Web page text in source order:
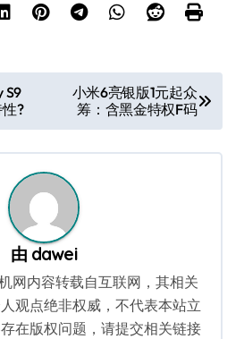
S9
?
小米6亮银版1元起众
筹：含黑金特权F码
由 dawei
网内容转载自互联网，其相关
观点绝非权威，不代表本站立
在版权问题，请提交相关链接